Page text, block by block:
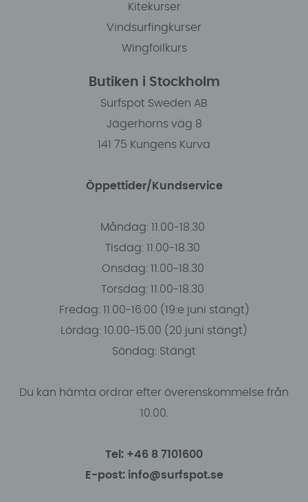
Kitekurser
Vindsurfingkurser
Wingfoilkurs
Butiken i Stockholm
Surfspot Sweden AB
Jägerhorns väg 8
141 75 Kungens Kurva
Öppettider/Kundservice
Måndag: 11.00-18.30
Tisdag: 11.00-18.30
Onsdag: 11.00-18.30
Torsdag: 11.00-18.30
Fredag: 11.00-16:00 (19:e juni stängt)
Lördag: 10.00-15.00 (20 juni stängt)
Söndag: Stängt
Du kan hämta ordrar efter överenskommelse från
10.00.
Tel: +46 8 7101600
E-post: info@surfspot.se